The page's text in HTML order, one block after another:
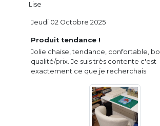
Lise
Produit tendance !
Jolie chaise, tendance, confortable,
qualité/prix. Je suis très contente c'est
exactement ce que je recherchais
Jeudi 02 Octobre 2025